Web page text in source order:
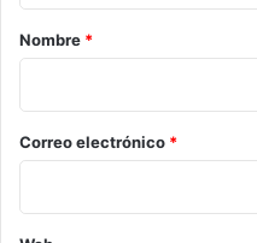
r
o
*
Nombre *
Correo electrónico *